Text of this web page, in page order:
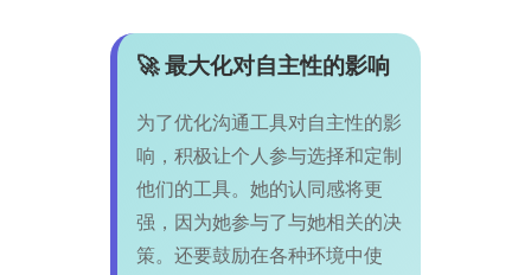
🚀 最大化对自主性的影响
为了优化沟通工具对自主性的影
响，积极让个人参与选择和定制
他们的工具。她的认同感将更
强，因为她参与了与她相关的决
策。还要鼓励在各种环境中使